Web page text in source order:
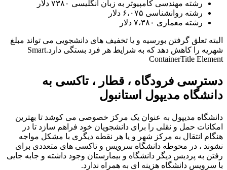
رشته مهندسی کامپیوتر به زبان انگلیسی ۷۳۸۰ دلار
رشته روانشناسی ۶،۰۷۵ دلار
رشته معماری ۷،۳۸۰ دلار
البته تعلق گرفتن بورسیه و یا تخفیف های دانشجویی می تواند مبلغ
شهریه را کاهش دهد که به شرایط هر فرد بستگی دارد.Smart
ContainerTitle Element
دسترسی فرودگاه ، قطار ، تاکسی به
دانشگاه مدیپول استانبول
دانشگاه مدیپول به عنوان یک مرکز خصوصی می کوشد تا بهترین
امکانات حمل و نقلی را برای دانشجویان خود فراهم سازد تا در
هنگام انتقال به مرکز شهر و یا هر نقطه دیگری با مشکل مواجه
نشوند ، در محوطه دانشگاه سرویس و تاکسی های متعددی برای
رفتن به پردیس دیگر دانشگاه و بیمارستان وجود داشته و جابه جایی
با سرویس دانشگاه هزینه ای به همراه ندارد.